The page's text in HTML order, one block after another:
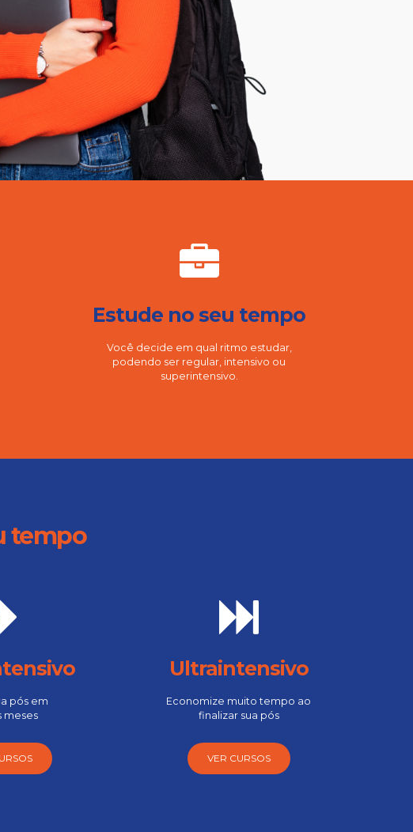
Estude no seu tempo
Você decide em qual ritmo estudar,
podendo ser regular, intensivo ou
superintensivo.
tempo
pós em
meses
Ultraintensivo
Economize muito tempo ao
finalizar sua pós
VER CURSOS